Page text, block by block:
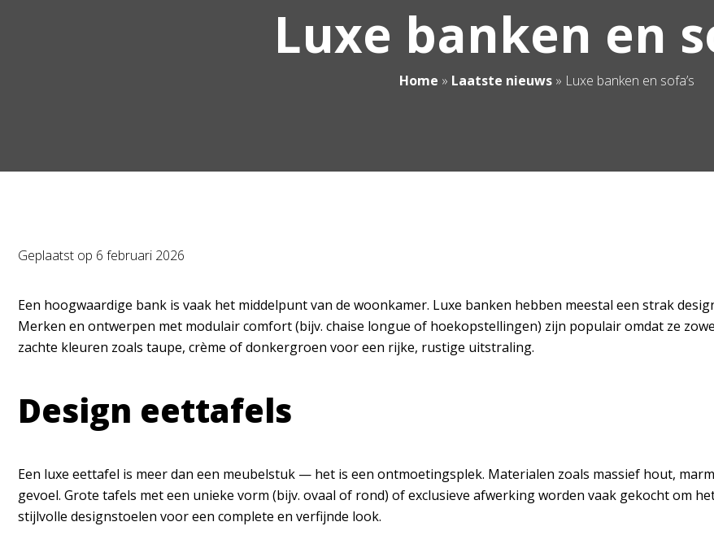
Luxe banken en
Home » Laatste nieuws» Luxe banken en sofa’s
Geplaatst op 6 februari 2026
Een hoogwaardige bank is vaak het middelpunt van de woonkamer. Luxe banken hebben meestal een strak
Merken en ontwerpen met modulair comfort (bijv. chaise longue of hoekopstellingen) zijn populair omdat ze
zachte kleuren zoals taupe, crème of donkergroen voor een rijke, rustige uitstraling.
Design eettafels
Een luxe eettafel is meer dan een meubelstuk — het is een ontmoetingsplek. Materialen zoals massief hout,
gevoel. Grote tafels met een unieke vorm (bijv. ovaal of rond) of exclusieve afwerking worden vaak gekocht om
stijlvolle designstoelen voor een complete en verfijnde look.